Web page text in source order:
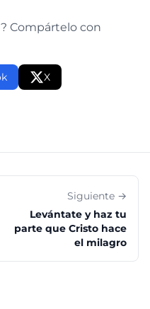
Compártelo con
X
Siguiente →
Levántate y haz tu
parte que Cristo hace
el milagro